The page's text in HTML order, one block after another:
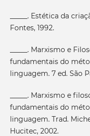
_____. Estética da
Fontes, 1992.
_____. Marxismo e
fundamentais do
linguagem. 7 ed. São
_____. Marxismo e
fundamentais do
linguagem. Trad.
Hucitec, 2002.